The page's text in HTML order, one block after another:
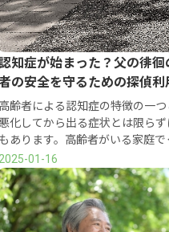
知症が始まった？父の徘
の安全を守るための探偵利
高齢者による認知症の特徴の一つ
化してから出る症状とは限ら
もあります。高齢者がいる家庭
2025-01-16